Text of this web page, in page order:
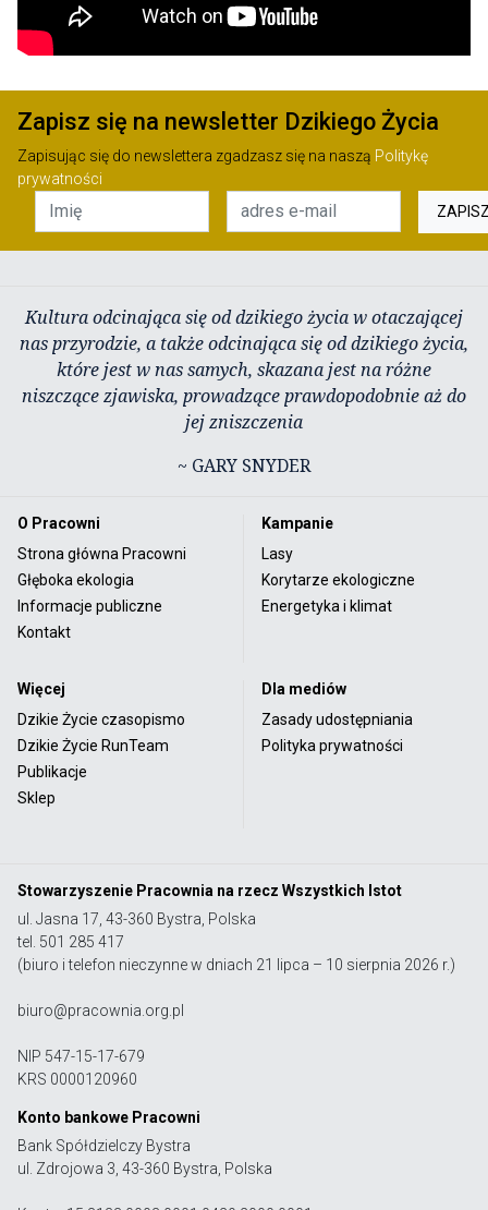
Zapisz się na newsletter Dzikiego Życia
Zapisując się do newslettera zgadzasz się na naszą Politykę
prywatności
Kultura odcinająca się od dzikiego życia w otaczającej
nas przyrodzie, a także odcinająca się od dzikiego życia,
które jest w nas samych, skazana jest na różne
niszczące zjawiska, prowadzące prawdopodobnie aż do
jej zniszczenia
~ GARY SNYDER
O Pracowni
Strona główna Pracowni
Głęboka ekologia
Informacje publiczne
Kontakt
Kampanie
Lasy
Korytarze ekologiczne
Energetyka i klimat
Więcej
Dzikie Życie czasopismo
Dzikie Życie RunTeam
Publikacje
Sklep
Dla mediów
Zasady udostępniania
Polityka prywatności
Stowarzyszenie Pracownia na rzecz Wszystkich Istot
ul. Jasna 17, 43-360 Bystra, Polska
tel. 501 285 417
(biuro i telefon nieczynne w dniach 21 lipca – 10 sierpnia 2026 r.)
biuro@pracownia.org.pl
NIP 547-15-17-679
KRS 0000120960
Konto bankowe Pracowni
Bank Spółdzielczy Bystra
ul. Zdrojowa 3, 43-360 Bystra, Polska